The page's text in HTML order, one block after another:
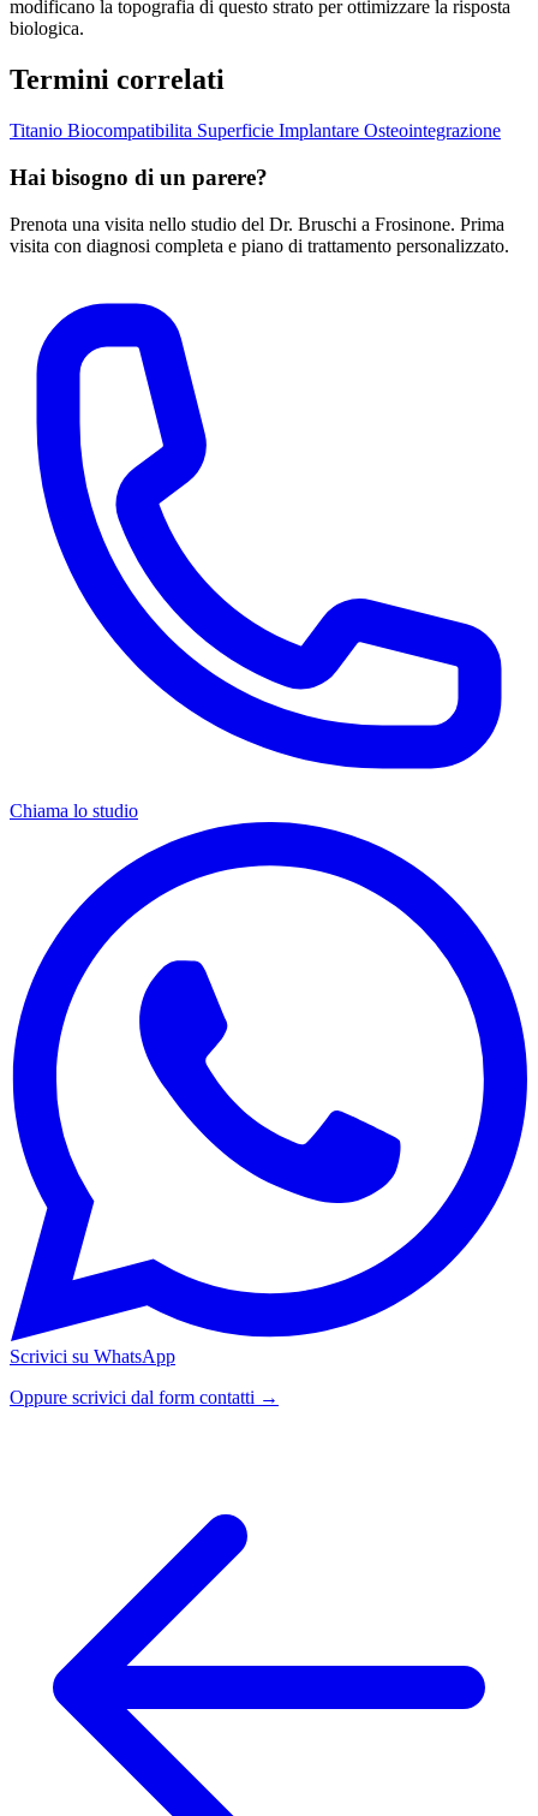
modificano la topografia di questo strato per ottimizzare la risposta
biologica.
Termini correlati
Titanio Biocompatibilita Superficie Implantare Osteointegrazione
Hai bisogno di un parere?
Prenota una visita nello studio del Dr. Bruschi a Frosinone. Prima
visita con diagnosi completa e piano di trattamento personalizzato.
Chiama lo studio
Scrivici su WhatsApp
Oppure scrivici dal form contatti →